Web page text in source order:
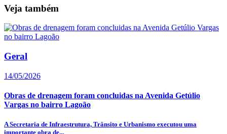
Veja também
Geral
14/05/2026
Obras de drenagem foram concluidas na Avenida Getúlio
Vargas no bairro Lagoão
A Secretaria de Infraestrutura, Trânsito e Urbanismo executou uma
importante obra de...